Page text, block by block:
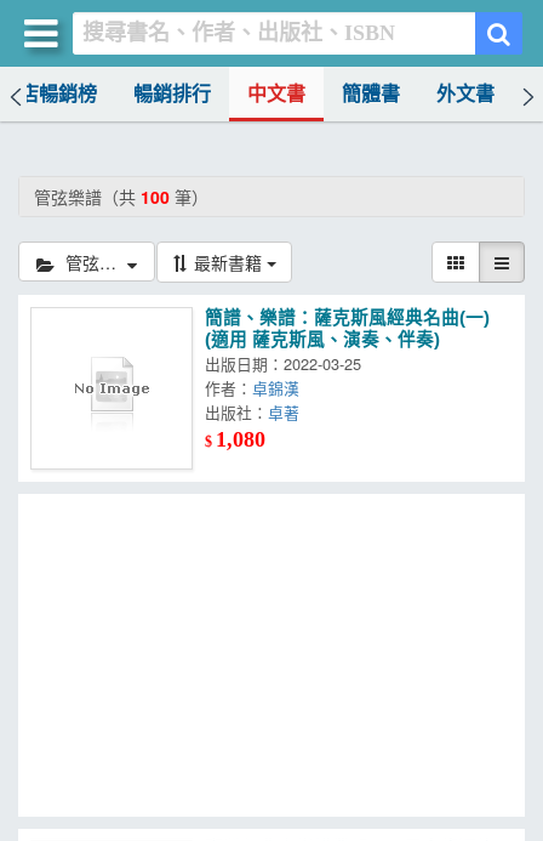
書店暢銷榜 暢銷排行 中文書 簡體書 外文書
管弦樂譜（共 100 筆）
管弦樂譜 最新書籍
簡譜、樂譜：薩克斯風經典名曲(一)
(適用 薩克斯風、演奏、伴奏)
出版日期：2022-03-25
作者：卓錦漢
出版社：
$ 1,080
買書網
書店暢銷榜
簡體書
外文書